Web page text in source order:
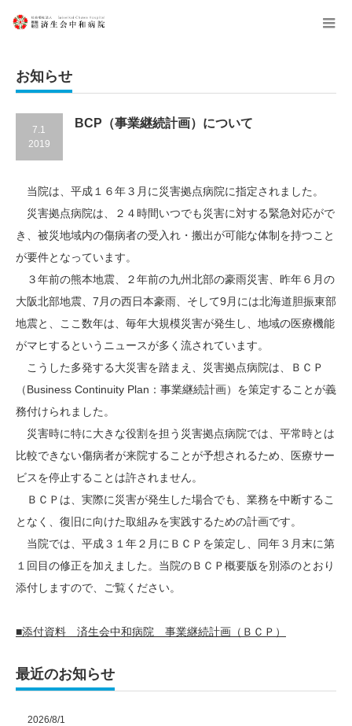
menu
お知らせ
7.1
2019
BCP（事業継続計画）について
当院は、平成１６年３月に災害拠点病院に指定されました。
災害拠点病院は、２４時間いつでも災害に対する緊急対応がで
き、被災地域内の傷病者の受入れ・搬出が可能な体制を持つこと
が要件となっています。
３年前の熊本地震、２年前の九州北部の豪雨災害、昨年６月の
大阪北部地震、7月の西日本豪雨、そして9月には北海道胆振東部
地震と、ここ数年は、毎年大規模災害が発生し、地域の医療機能
がマヒするというニュースが多く流されています。
こうした多発する大災害を踏まえ、災害拠点病院は、ＢＣＰ
（Business Continuity Plan：事業継続計画）を策定することが義
務付けられました。
災害時に特に大きな役割を担う災害拠点病院では、平常時とは
比較できない傷病者が来院することが予想されるため、医療サー
ビスを停止することは許されません。
ＢＣＰは、実際に災害が発生した場合でも、業務を中断するこ
となく、復旧に向けた取組みを実践するための計画です。
当院では、平成３１年２月にＢＣＰを策定し、同年３月末に第
１回目の修正を加えました。当院のＢＣＰ概要版を別添のとおり
添付しますので、ご覧ください。
■添付資料 済生会中和病院 事業継続計画（ＢＣＰ）
最近のお知らせ
2026/8/1